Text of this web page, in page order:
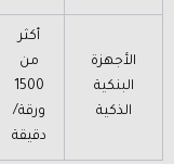
الأجهزة
البنكية
الذكية
أكثر
من
1500
ورقة/
دقيقة